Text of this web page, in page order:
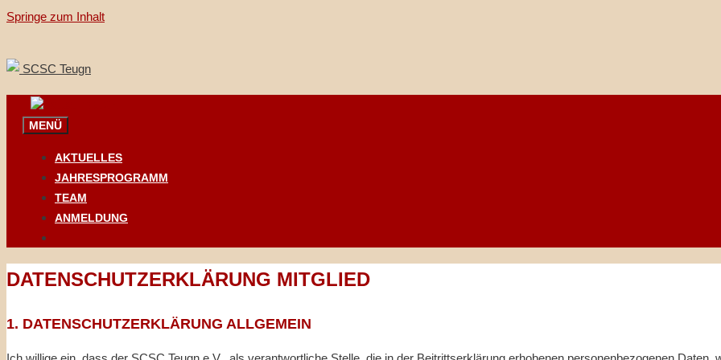
Springe zum Inhalt
MENÜ
AKTUELLES
JAHRESPROGRAMM
TEAM
ANMELDUNG
DATENSCHUTZERKLÄRUNG MITGLIED
1. DATENSCHUTZERKLÄRUNG ALLGEMEIN